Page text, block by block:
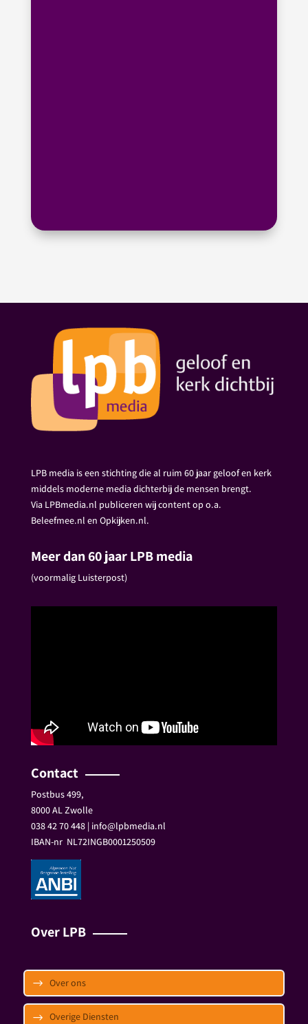
LPB media is een stichting die al ruim 60 jaar geloof en kerk
middels moderne media dichterbij de mensen brengt.
Via LPBmedia.nl publiceren wij content op o.a.
Beleefmee.nl en Opkijken.nl.
Meer dan 60 jaar LPB media
(voormalig Luisterpost)
Contact
Postbus 499,
8000 AL Zwolle
038 42 70 448 | info@lpbmedia.nl
IBAN-nr NL72INGB0001250509
Over LPB
Over ons
Overige Diensten